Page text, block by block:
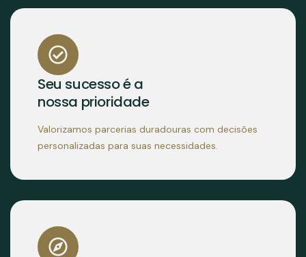
Seu sucesso é a
nossa prioridade
Valorizamos parcerias duradouras com decisões
personalizadas para suas necessidades.